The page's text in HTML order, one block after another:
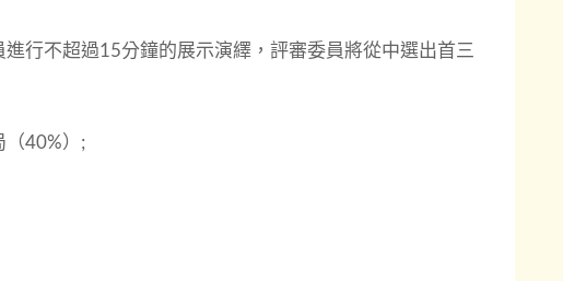
行不超過15分鐘的展示演繹，評審委員將從中選出首三
（40%）;